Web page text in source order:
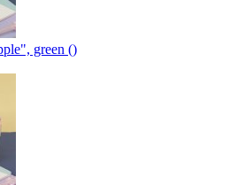
green ()